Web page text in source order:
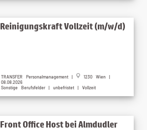
Reinigungskraft Vollzeit (m/w/d)
TRANSFER Personalmanagement |
1230 Wien |
08.08.2026
Sonstige Berufsfelder | unbefristet | Vollzeit
Front Office Host bei Almdudler